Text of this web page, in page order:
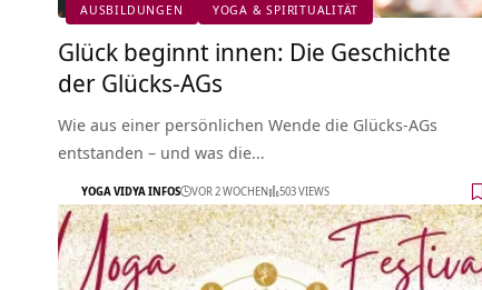
AUSBILDUNGEN YOGA & SPIRITUALITÄT
Glück beginnt innen: Die Geschichte
der Glücks-AGs
Wie aus einer persönlichen Wende die Glücks-AGs
entstanden – und was die…
YOGA VIDYA INFOS VOR 2 WOCHEN 503 VIEWS